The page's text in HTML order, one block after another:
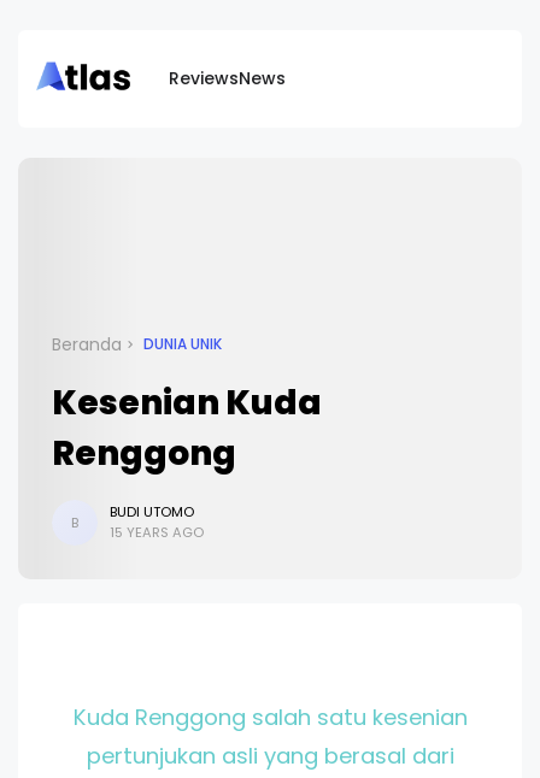
ReviewsNews
Beranda DUNIA UNIK
Kesenian Kuda
Renggong
B
BUDI UTOMO
15 YEARS AGO
Kuda Renggong salah satu kesenian
pertunjukan asli yang berasal dari